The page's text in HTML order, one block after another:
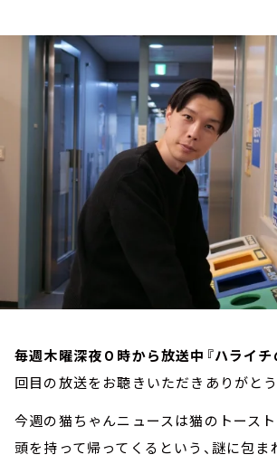
トピックス
TBS Podcast
お知らせ
イベント・グッズ
YouTube
会社情報
毎週木曜深夜０時から放送中『ハライチ
回目の放送をお聴きいただきありがと
今週の猫ちゃんニュースは猫のトース
頭を持って帰ってくるという、謎に包ま